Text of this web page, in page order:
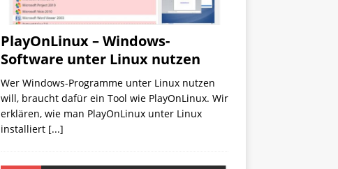
PlayOnLinux – Windows-
Software unter Linux nutzen
Wer Windows-Programme unter Linux nutzen
will, braucht dafür ein Tool wie PlayOnLinux. Wir
erklären, wie man PlayOnLinux unter Linux
installiert [...]